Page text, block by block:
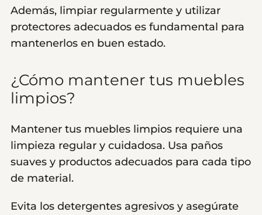
Además, limpiar regularmente y utilizar
protectores adecuados es fundamental para
mantenerlos en buen estado.
¿Cómo mantener tus muebles
limpios?
Mantener tus muebles limpios requiere una
limpieza regular y cuidadosa. Usa paños
suaves y productos adecuados para cada tipo
de material.
Evita los detergentes agresivos y asegúrate